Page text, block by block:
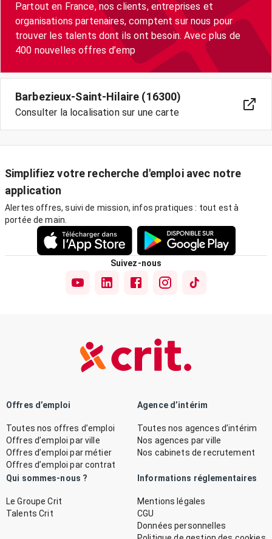
Partout en France, nos clients, entreprises et
organisations partenaires, comptent sur nous pour
trouver les talents dont ils ont besoin. Avec plus de
400 nouvelles offres d’emp
Barbezieux-Saint-Hilaire (16300)
Consulter la localisation sur une carte
Simplifiez votre recherche d'emploi avec notre
application
Alertes offres, suivi de mission, infos pratiques : tout est à
portée de main.
Suivez-nous
Offres d’emploi
Toutes nos offres d’emploi
Offres d’emploi par ville
Offres d’emploi par métier
Offres d’emploi par contrat
Agence d’intérim
Toutes nos agences d’intérim
Nos agences par ville
Nos cabinets de recrutement
Qui sommes-nous ?
Le Groupe Crit
Talents Crit
Informations réglementaires
Mentions légales
CGU
Données personnelles